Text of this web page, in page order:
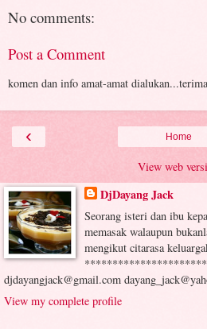
No comments:
Post a Comment
komen dan info amat-amat
‹ Home
View web
DjDayang Jack
Seorang isteri dan ibu
memasak walaupun
mengikut citarasa
djdayangjack@gmail.com
View my complete profile